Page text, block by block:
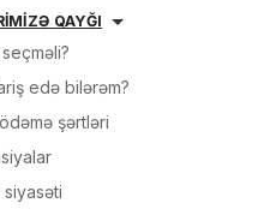
QAYĞI
edə bilərəm?
şərtləri